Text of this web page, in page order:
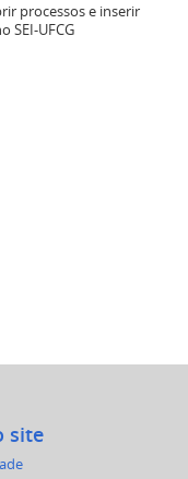
processos e inserir
SEI-UFCG
site